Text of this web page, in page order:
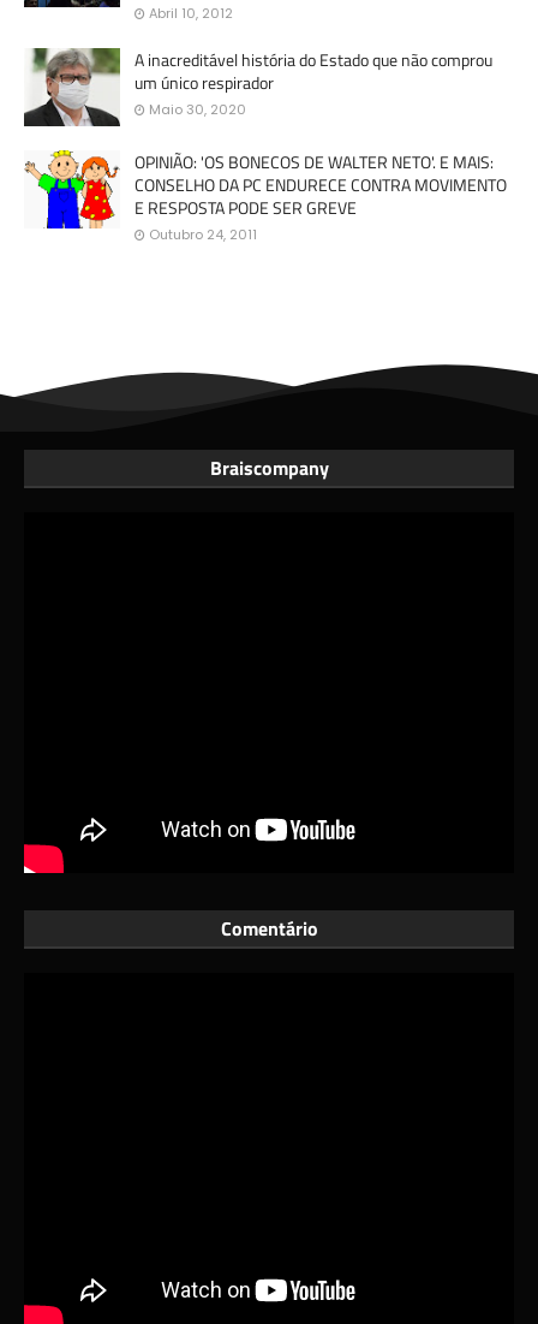
Abril 10, 2012
A inacreditável história do Estado que não comprou
um único respirador
Maio 30, 2020
OPINIÃO: 'OS BONECOS DE WALTER NETO'. E MAIS:
CONSELHO DA PC ENDURECE CONTRA MOVIMENTO
E RESPOSTA PODE SER GREVE
Outubro 24, 2011
Braiscompany
Comentário